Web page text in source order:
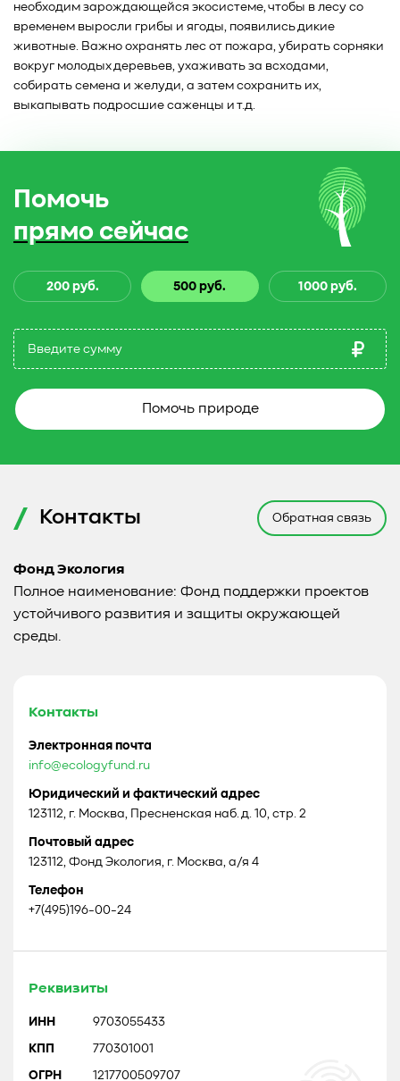
необходим зарождающейся экосистеме, чтобы в лесу со
временем выросли грибы и ягоды, появились дикие
животные. Важно охранять лес от пожара, убирать сорняки
вокруг молодых деревьев, ухаживать за всходами,
собирать семена и желуди, а затем сохранить их,
выкапывать подросшие саженцы и т.д.
Помочь
прямо сейчас
200 руб. 500 руб. 1000 руб.
Помочь природе
Контакты Обратная связь
Фонд Экология
Полное наименование: Фонд поддержки проектов
устойчивого развития и защиты окружающей
среды.
Контакты
Электронная почта
info@ecologyfund.ru
Юридический и фактический адрес
123112, г. Москва, Пресненская наб. д. 10, стр. 2
Почтовый адрес
123112, Фонд Экология, г. Москва, а/я 4
Телефон
+7(495)196-00-24
Реквизиты
ИНН 9703055433
КПП 770301001
ОГРН 1217700509707